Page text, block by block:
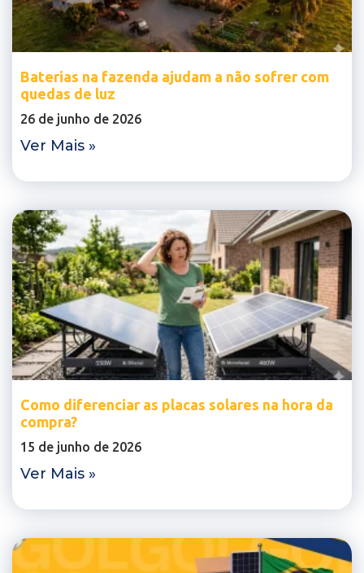
Baterias na fazenda ajudam a não sofrer com
quedas de luz
26 de junho de 2026
Ver Mais »
Como diferenciar as placas solares na hora da
compra?
15 de junho de 2026
Ver Mais »